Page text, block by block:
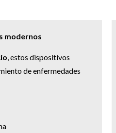
modernos
, estos dispositivos
de enfermedades